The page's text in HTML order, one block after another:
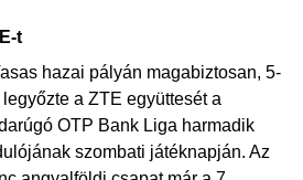
t
hazai pályán magabiztosan, 5-
legyőzte a ZTE együttesét a
OTP Bank Liga harmadik
szombati játéknapján. Az